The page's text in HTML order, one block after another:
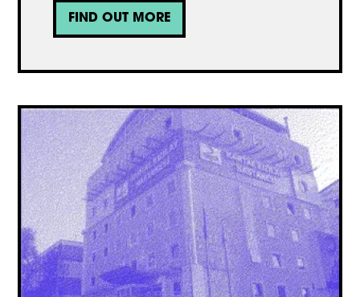
FIND OUT MORE